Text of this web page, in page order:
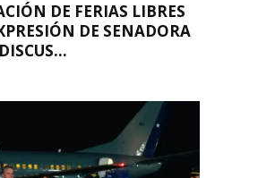
DE FERIAS LIBRES
DE SENADORA